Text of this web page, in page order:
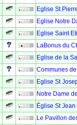
Eglise St
Eglise Notre
Eglise Saint
LaBonus du
Eglise de la
Communes
Eglise St
Notre Dame
Église St
Le Pavillon